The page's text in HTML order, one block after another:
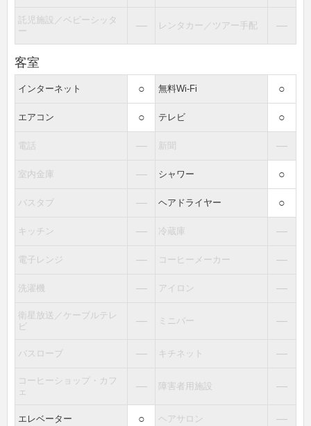
託児施設／ベビーシッタ
ー
― レンタカー／ツアー手配 ―
客室
インターネット ○ 無料Wi-Fi ○
エアコン ○ テレビ ○
電話 ― 新聞 ―
室内金庫 ― シャワー ○
バスタブ ― ヘアドライヤー ○
キッチン ― 冷蔵庫 ―
電子レンジ ― コーヒーメーカー ―
洗濯機 ― アイロン ―
衛星放送／ケーブルテレ
ビ
― ミニバー ―
バスローブ ― キチネット ―
コーヒーショップ・カフ
ェ
― 障害者用施設 ―
エレベーター ○ ヘアサロン ―